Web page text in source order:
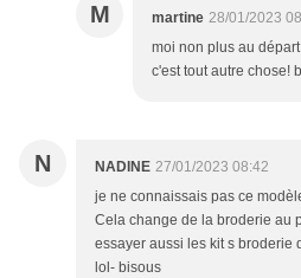
M martine 28/01/2023
moi non plus au
c'est tout autre chose!
N NADINE 27/01/2023 08:42
je ne connaissais pas ce
Cela change de la broderie au
essayer aussi les kit s broderie
lol- bisous